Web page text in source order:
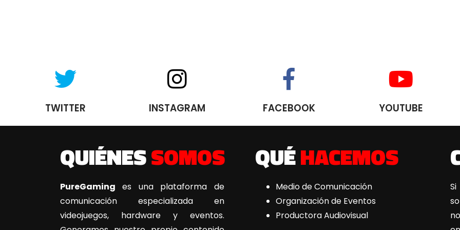
TWITTER INSTAGRAM FACEBOOK YOUTUBE
QUIÉNESSOMOS
PureGaming es una plataforma de
comunicación especializada en
videojuegos, hardware y eventos.
QUÉHACEMOS
Medio de Comunicación
Organización de Eventos
Productora Audiovisual